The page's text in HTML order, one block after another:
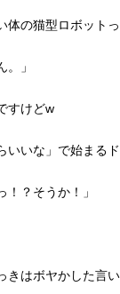
の猫型ロボットっ
」
すけどw
いいな」で始まる
？そうか！」
きはボヤかした言